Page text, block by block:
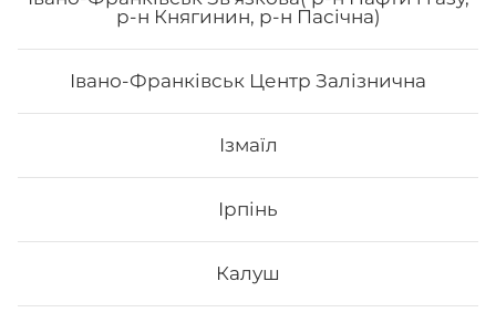
р-н Княгинин, р-н Пасічна)
Івано-Франківськ Центр Залізнична
Ізмаїл
Ірпінь
Калуш